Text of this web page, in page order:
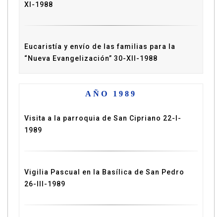
XI-1988
Eucaristía y envío de las familias para la
“Nueva Evangelización” 30-XII-1988
AÑO 1989
Visita a la parroquia de San Cipriano 22-I-
1989
Vigilia Pascual en la Basílica de San Pedro
26-III-1989